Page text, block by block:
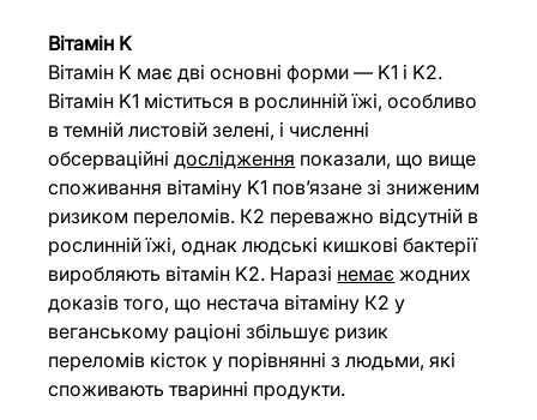
Вітамін K
Вітамін K має дві основні форми — K1 і K2.
Вітамін K1 міститься в рослинній їжі, особливо
в темній листовій зелені, і численні
обсерваційні дослідження показали, що вище
споживання вітаміну K1 пов’язане зі зниженим
ризиком переломів. К2 переважно відсутній в
рослинній їжі, однак людські кишкові бактерії
виробляють вітамін K2. Наразі немає жодних
доказів того, що нестача вітаміну К2 у
веганському раціоні збільшує ризик
переломів кісток у порівнянні з людьми, які
споживають тваринні продукти.